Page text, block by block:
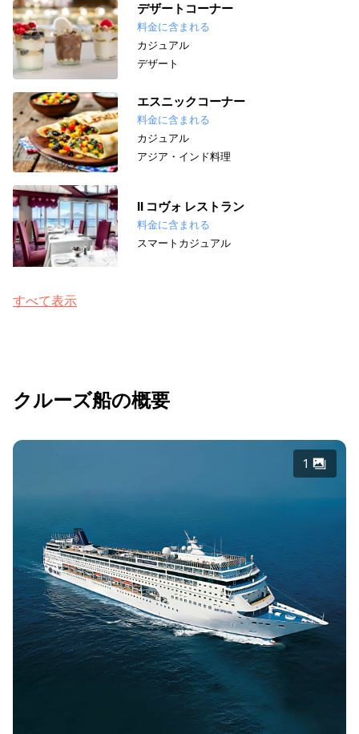
デザートコーナー
料金に含まれる
カジュアル
デザート
エスニックコーナー
料金に含まれる
カジュアル
アジア・インド料理
II コヴォ レストラン
料金に含まれる
スマートカジュアル
すべて表示
クルーズ船の概要
1